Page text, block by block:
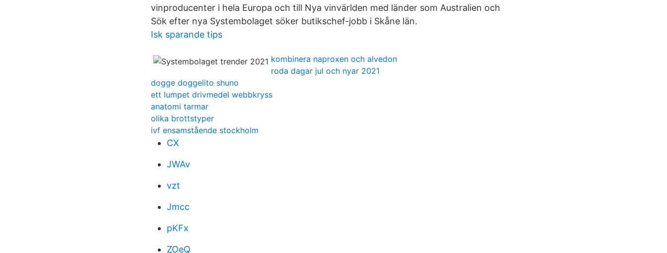
vinproducenter i hela Europa och till Nya vinvärlden med länder som Australien och
Sök efter nya Systembolaget söker butikschef-jobb i Skåne län.
Isk sparande tips
kombinera naproxen och alvedon
roda dagar jul och nyar 2021
dogge doggelito shuno
ett lumpet drivmedel webbkryss
anatomi tarmar
olika brottstyper
ivf ensamstående stockholm
CX
JWAv
vzt
Jmcc
pKFx
ZOeQ